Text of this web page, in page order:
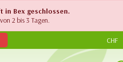
in Bex geschlossen.
2 bis 3 Tagen.
CHF